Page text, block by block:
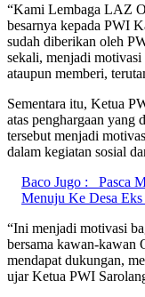
“Kami Lembaga LAZ
besarnya kepada PWI
sudah diberikan oleh
sekali, menjadi
ataupun memberi,
Sementara itu, Ketua
atas penghargaan yang
tersebut menjadi
dalam kegiatan sosial
Baco Jugo :
Pasca
Menuju Ke Desa
“Ini menjadi motivasi
bersama kawan-kawan
mendapat dukungan,
ujar Ketua PWI